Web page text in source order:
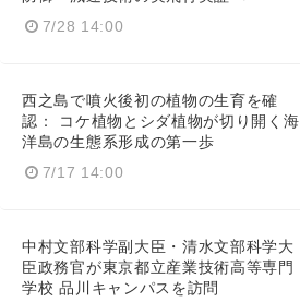
7/28 14:00
西之島で噴火後初の植物の生育を確
認： コケ植物とシダ植物が切り開く海
洋島の生態系形成の第一歩
7/17 14:00
中村文部科学副大臣・清水文部科学大
臣政務官が東京都立産業技術高等専門
学校 品川キャンパスを訪問